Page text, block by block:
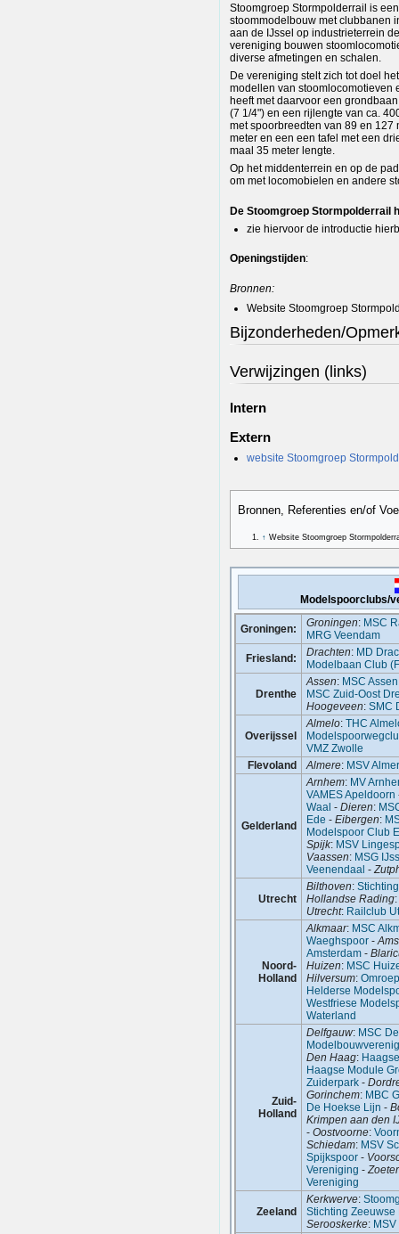
Stoomgroep Stormpolderrail is
stoommodelbouw met clubbanen
aan de IJssel op industrieterrein
vereniging bouwen
diverse afmetingen en schalen.
De vereniging stelt zich tot doel
modellen van stoomlocomotieven
heeft met daarvoor een
(7 1/4") en een rijlengte van ca.
met spoorbreedten van 89 en 127
meter en een een tafel met een
maal 35 meter lengte.
Op het middenterrein en op de
om met locomobielen en andere
De Stoomgroep Stormpolderrail
zie hiervoor de introductie
Openingstijden:
Bronnen:
Website Stoomgroep
Bijzonderheden/
Verwijzingen (links)
Intern
Extern
website Stoomgroep
Bronnen, Referenties en/of
↑ Website Stoomgroep
Modelspoorclubs/
Groningen: Groningen: MSC
MRG Veendam
Friesland:
Drachten: MD
Modelbaan Club
Drenthe
Assen: MSC Assen
MSC Zuid-Oost
Hoogeveen:SMC
Overijssel
Almelo:THC
VMZ Zwolle
Flevoland
Almere: MSV
Gelderland
Arnhem: MV
VAMES Apeldoorn
Waal -Dieren:
Ede -Eibergen:
Modelspoor Club
Spijk: MSV
Vaassen: MSG
Veenendaal -
Utrecht
Bilthoven:
Hollandse Rading
Utrecht: Railclub
Noord-
Holland
Alkmaar: MSC
Waeghspoor -
Amsterdam -
Huizen: MSC
Hilversum:
Helderse
Westfriese
Waterland
Zuid-
Holland
Delfgauw: MSC
Den Haag:
Haagse Module
Zuiderpark -
Gorinchem: MBC
De Hoekse Lijn -
Krimpen aan den
-Oostvoorne:
Schiedam: MSV
Spijkspoor -
Vereniging -
Vereniging
Zeeland
Kerkwerve:
Stichting
Serooskerke: